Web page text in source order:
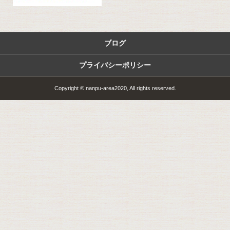
ブログ
プライバシーポリシー
Copyright © nanpu-area2020, All rights reserved.